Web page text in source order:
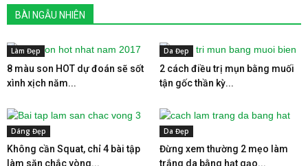
BÀI NGẪU NHIÊN
Làm Đẹp
8 màu son HOT dự đoán sẽ sốt
xình xịch năm...
Da Đẹp
2 cách điều trị mụn bằng muối
tận gốc thần kỳ...
Dáng Đẹp
Không cần Squat, chỉ 4 bài tập
làm săn chắc vòng...
Da Đẹp
Đừng xem thường 2 mẹo làm
trắng da bằng hạt gạo...